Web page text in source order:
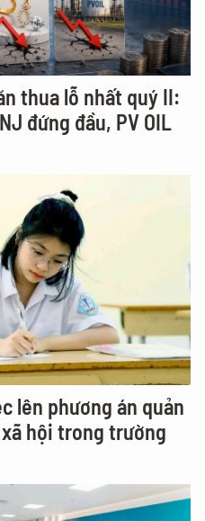
thua lỗ nhất quý II:
đứng đầu, PV OIL
lên phương án quản
hội trong trường